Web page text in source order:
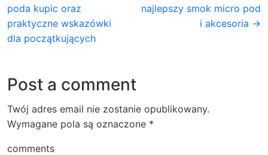
poda kupic oraz
praktyczne wskazówki
dla początkujących
najlepszy smok micro pod
i akcesoria →
Post a comment
Twój adres email nie zostanie opublikowany.
Wymagane pola są oznaczone *
comments